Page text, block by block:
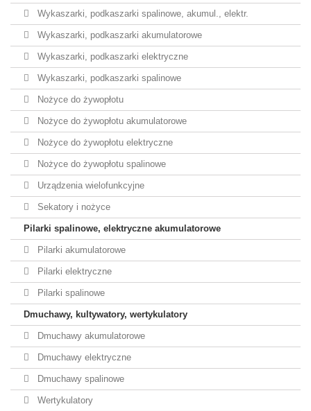
Wykaszarki, podkaszarki spalinowe, akumul., elektr.
Wykaszarki, podkaszarki akumulatorowe
Wykaszarki, podkaszarki elektryczne
Wykaszarki, podkaszarki spalinowe
Nożyce do żywopłotu
Nożyce do żywopłotu akumulatorowe
Nożyce do żywopłotu elektryczne
Nożyce do żywopłotu spalinowe
Urządzenia wielofunkcyjne
Sekatory i nożyce
Pilarki spalinowe, elektryczne akumulatorowe
Pilarki akumulatorowe
Pilarki elektryczne
Pilarki spalinowe
Dmuchawy, kultywatory, wertykulatory
Dmuchawy akumulatorowe
Dmuchawy elektryczne
Dmuchawy spalinowe
Wertykulatory